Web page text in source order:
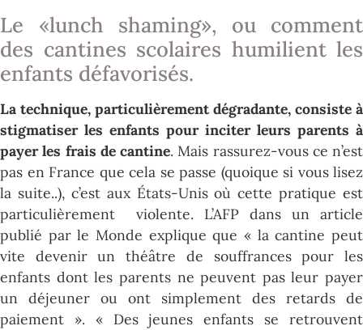
Le «lunch shaming», ou comment
des cantines scolaires humilient les
enfants défavorisés.
La technique, particulièrement dégradante, consiste à
stigmatiser les enfants pour inciter leurs parents à
payer les frais de cantine. Mais rassurez-vous ce n’est
pas en France que cela se passe (quoique si vous lisez
la suite..), c’est aux États-Unis où cette pratique est
particulièrement violente. L’AFP dans un article
publié par le Monde explique que « la cantine peut
vite devenir un théâtre de souffrances pour les
enfants dont les parents ne peuvent pas leur payer
un déjeuner ou ont simplement des retards de
paiement ». « Des jeunes enfants se retrouvent